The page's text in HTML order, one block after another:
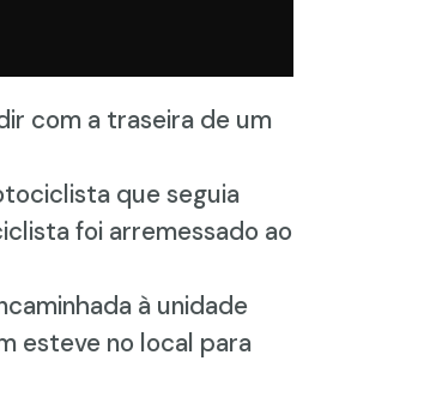
com a traseira de um
que seguia
foi arremessado ao
à unidade
esteve no local para